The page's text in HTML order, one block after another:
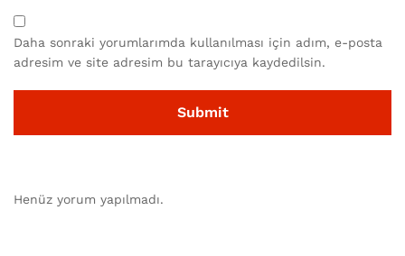
Daha sonraki yorumlarımda kullanılması için adım, e-posta
adresim ve site adresim bu tarayıcıya kaydedilsin.
Henüz yorum yapılmadı.